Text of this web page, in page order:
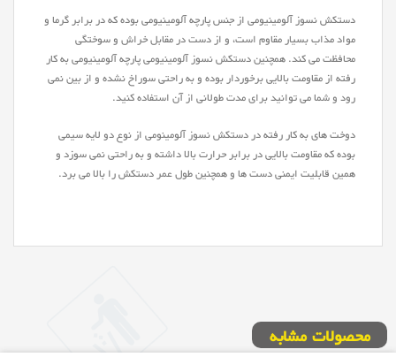
دستکش نسوز آلومینیومی از جنس پارچه آلومینیومی بوده که در برابر گرما و
مواد مذاب بسیار مقاوم است، و از دست در مقابل خراش و سوختگی
محافظت می کند. همچنین دستکش نسوز آلومینیومی پارچه آلومینیومی به کار
رفته از مقاومت بالایی برخوردار بوده و به راحتی سوراخ نشده و از بین نمی
رود و شما می توانید برای مدت طولانی از آن استفاده کنید.
دوخت های به کار رفته در دستکش نسوز آلومینومی از نوع دو لایه سیمی
بوده که مقاومت بالایی در برابر حرارت بالا داشته و به راحتی نمی سوزد و
همین قابلیت ایمنی دست ها و همچنین طول عمر دستکش را بالا می برد.
محصولات مشابه